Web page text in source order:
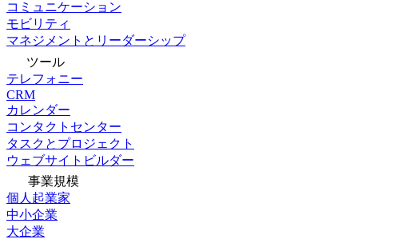
コミュニケーション
モビリティ
マネジメントとリーダーシップ
ツール
テレフォニー
CRM
カレンダー
コンタクトセンター
タスクとプロジェクト
ウェブサイトビルダー
事業規模
個人起業家
中小企業
大企業